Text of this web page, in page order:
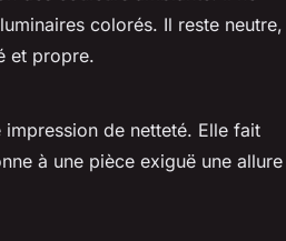
colorés. Il reste neutre,
et propre.
de netteté. Elle fait
à une pièce exiguë une allure